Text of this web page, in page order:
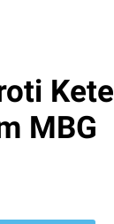
MBG